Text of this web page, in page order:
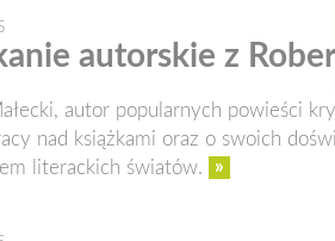
autorskie z
autor popularnych powieści
nad książkami oraz o swoich
literackich światów.
»